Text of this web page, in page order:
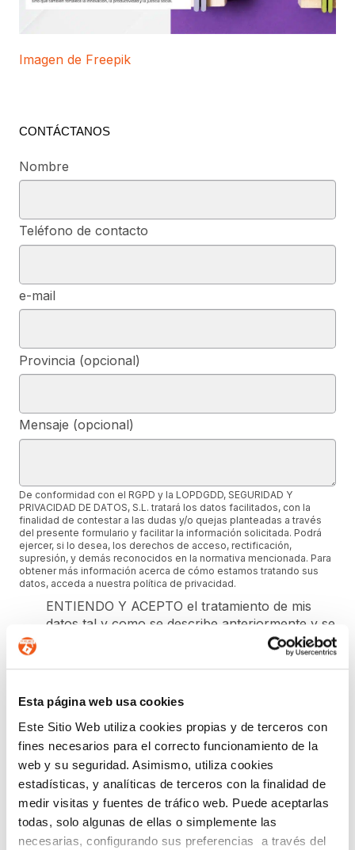
Esta página web usa cookies
Este Sitio Web utiliza cookies propias y de terceros con
fines necesarios para el correcto funcionamiento de la
web y su seguridad. Asimismo, utiliza cookies
estadísticas, y analíticas de terceros con la finalidad de
medir visitas y fuentes de tráfico web. Puede aceptarlas
todas, solo algunas de ellas o simplemente las
necesarias, configurando sus preferencias a través del
Imagen de Freepik
CONTÁCTANOS
Nombre
Teléfono de contacto
e-mail
Provincia (opcional)
Mensaje (opcional)
De conformidad con el RGPD y la LOPDGDD, SEGURIDAD Y
PRIVACIDAD DE DATOS, S.L. tratará los datos facilitados, con la
finalidad de contestar a las dudas y/o quejas planteadas a través
del presente formulario y facilitar la información solicitada. Podrá
ejercer, si lo desea, los derechos de acceso, rectificación,
supresión, y demás reconocidos en la normativa mencionada. Para
obtener más información acerca de cómo estamos tratando sus
datos, acceda a nuestra política de privacidad.
ENTIENDO Y ACEPTO el tratamiento de mis
datos tal y como se describe anteriormente y se
explica con mayor detalle en la Política de
sus datos con la finalidad indicada).
SUSCRIPCIÓN GRATUITA A
NEWSLETTER DE FORLOPD
Regístrate para estar al día en Protección de Datos
Ciberseguridad
Planes de Igualdad
Prevención del